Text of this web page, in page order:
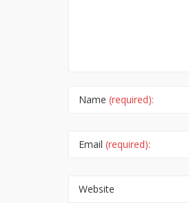
Name (required):
Email (required):
Website